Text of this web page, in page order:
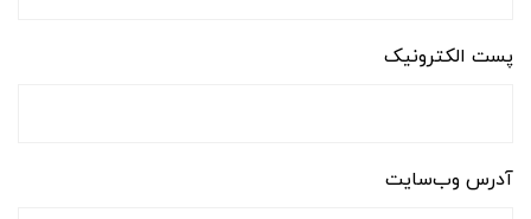
پست الکترونیک
آدرس وب‌سایت